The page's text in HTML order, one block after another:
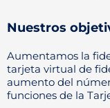
Nuestros
Aumentamos la
tarjeta virtual de
aumento del
funciones de la